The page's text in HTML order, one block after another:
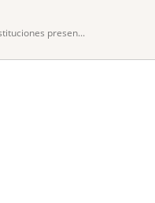
presen...